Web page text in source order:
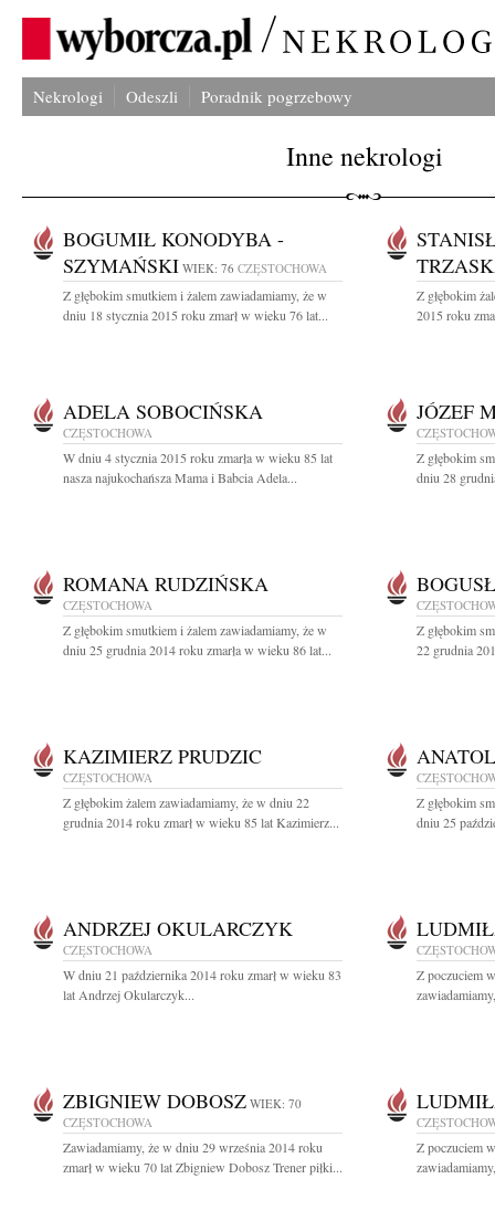
Nekrologi Odeszli Poradnik pogrzebowy
Inne nekrologi
BOGUMIŁ KONODYBA -
SZYMAŃSKI WIEK: 76 CZĘSTOCHOWA
Z głębokim smutkiem i żalem zawiadamiamy, że w
dniu 18 stycznia 2015 roku zmarł w wieku 76 lat...
Z głębokim
2015 roku
ADELA SOBOCIŃSKA
CZĘSTOCHOWA
W dniu 4 stycznia 2015 roku zmarła w wieku 85 lat
nasza najukochańsza Mama i Babcia Adela...
JÓZEF
Z głębokim
dniu 28
ROMANA RUDZIŃSKA
CZĘSTOCHOWA
Z głębokim smutkiem i żalem zawiadamiamy, że w
dniu 25 grudnia 2014 roku zmarła w wieku 86 lat...
Z głębokim
22 grudnia
KAZIMIERZ PRUDZIC
CZĘSTOCHOWA
Z głębokim żalem zawiadamiamy, że w dniu 22
grudnia 2014 roku zmarł w wieku 85 lat Kazimierz...
Z głębokim
dniu 25
ANDRZEJ OKULARCZYK
CZĘSTOCHOWA
W dniu 21 października 2014 roku zmarł w wieku 83
lat Andrzej Okularczyk...
Z poczuciem
ZBIGNIEW DOBOSZ WIEK: 70
CZĘSTOCHOWA
Zawiadamiamy, że w dniu 29 września 2014 roku
zmarł w wieku 70 lat Zbigniew Dobosz Trener piłki...
Z poczuciem